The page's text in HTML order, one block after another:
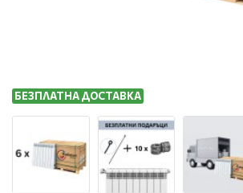
БЕЗПЛАТНА ДОСТАВКА